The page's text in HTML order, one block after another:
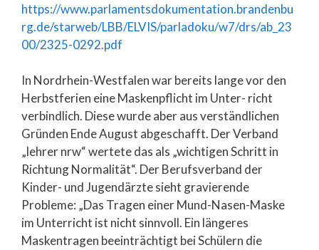
https://www.parlamentsdokumentation.brandenbu
rg.de/starweb/LBB/ELVIS/parladoku/w7/drs/ab_23
00/2325-0292.pdf
In Nordrhein-Westfalen war bereits lange vor den
Herbstferien eine Maskenpflicht im Unter- richt
verbindlich. Diese wurde aber aus verständlichen
Gründen Ende August abgeschafft. Der Verband
„lehrer nrw“ wertete das als „wichtigen Schritt in
Richtung Normalität“. Der Berufsverband der
Kinder- und Jugendärzte sieht gravierende
Probleme: „Das Tragen einer Mund-Nasen-Maske
im Unterricht ist nicht sinnvoll. Ein längeres
Maskentragen beeinträchtigt bei Schülern die